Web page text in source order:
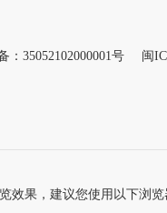
：35052102000001号 闽
效果，建议您使用以下浏